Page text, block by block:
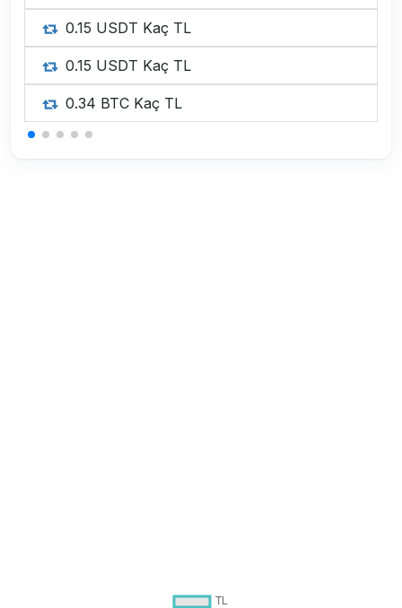
0.15 USDT Kaç TL
0.15 USDT Kaç TL
0.34 BTC Kaç TL